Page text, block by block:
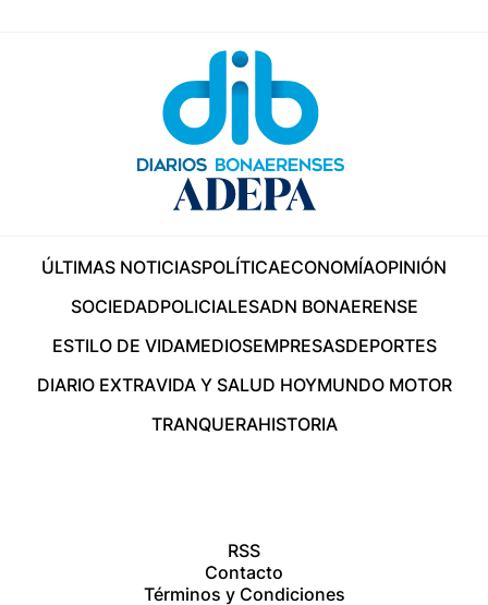
ÚLTIMAS NOTICIASPOLÍTICAECONOMÍAOPINIÓN
SOCIEDADPOLICIALESADN BONAERENSE
ESTILO DE VIDAMEDIOSEMPRESASDEPORTES
DIARIO EXTRAVIDA Y SALUD HOYMUNDO MOTOR
TRANQUERAHISTORIA
RSS
Contacto
Términos y Condiciones